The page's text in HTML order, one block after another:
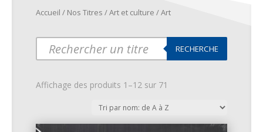
Accueil / Nos Titres /Art et culture / Art
Products
search
RECHERCHE
Affichage des produits 1–12 sur 71